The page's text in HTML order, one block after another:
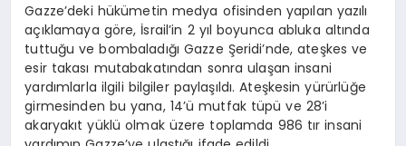
Gazze’deki hükümetin medya ofisinden yapılan yazılı
açıklamaya göre, İsrail’in 2 yıl boyunca abluka altında
tuttuğu ve bombaladığı Gazze Şeridi’nde, ateşkes ve
esir takası mutabakatından sonra ulaşan insani
yardımlarla ilgili bilgiler paylaşıldı. Ateşkesin yürürlüğe
girmesinden bu yana, 14’ü mutfak tüpü ve 28’i
akaryakıt yüklü olmak üzere toplamda 986 tır insani